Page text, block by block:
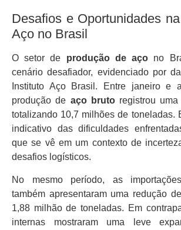
Desafios e Oportunidades
Aço no Brasil
O setor de produção de aço no
cenário desafiador, evidenciado por
Instituto Aço Brasil. Entre janeiro e
produção de aço brutoregistrou uma
totalizando 10,7 milhões de toneladas.
indicativo das dificuldades
que se vê em um contexto de
desafios logísticos.
No mesmo período, as
também apresentaram uma redução
1,88 milhão de toneladas. Em
internas mostraram uma leve